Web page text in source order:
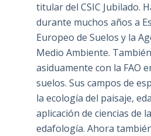
titular del CSIC Jubilado.
durante muchos años a
Europeo de Suelos y la
Medio Ambiente.
asiduamente con la FAO
suelos. Sus campos de
la ecología del paisaje,
aplicación de ciencias de
edafología. Ahora